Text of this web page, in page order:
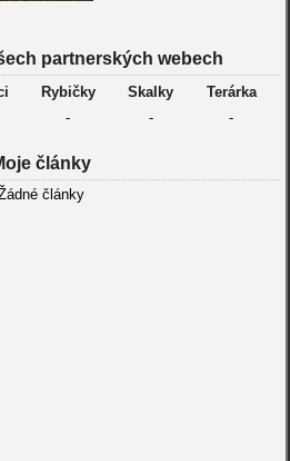
partnerských webech
Rybičky Skalky
Terárka
- - -
články
články